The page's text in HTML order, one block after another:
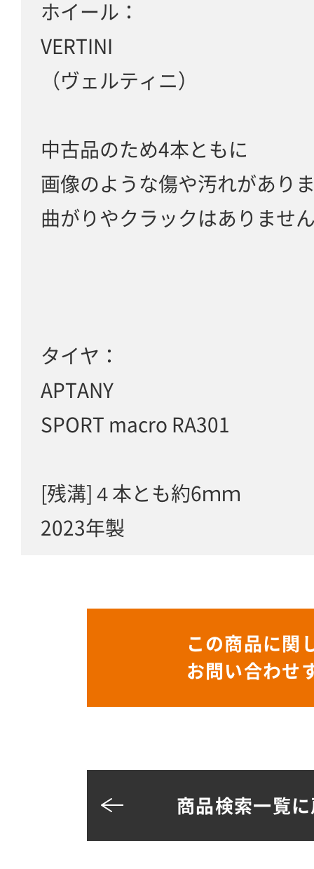
ホイール：
VERTINI
（ヴェルティニ）
中古品のため4本ともに
画像のような傷や汚れがあり
曲がりやクラックはありませ
タイヤ：
APTANY
SPORT macro RA301
[残溝]４本とも約6ｍｍ
2023年製
この商品に関
お問い合わせ
商品検索一覧